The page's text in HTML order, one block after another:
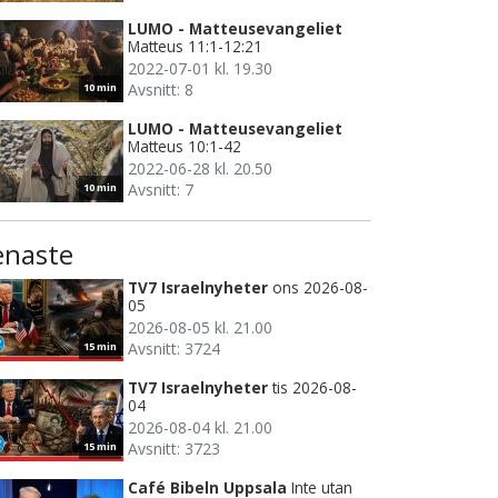
10 min
LUMO - Matteusevangeliet
Matteus 11:1-12:21
2022-07-01 kl. 19.30
Avsnitt: 8
10 min
LUMO - Matteusevangeliet
Matteus 10:1-42
2022-06-28 kl. 20.50
Avsnitt: 7
15 min
TV7 Israelnyheter ons 2026-08-
05
2026-08-05 kl. 21.00
Avsnitt: 3724
15 min
TV7 Israelnyheter tis 2026-08-
04
2026-08-04 kl. 21.00
Avsnitt: 3723
Café Bibeln Uppsala Inte utan